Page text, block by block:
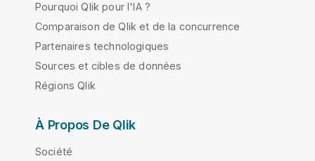
Pourquoi Qlik pour l'IA ?
Comparaison de Qlik et de la concurrence
Partenaires technologiques
Sources et cibles de données
Régions Qlik
À Propos De Qlik
Société